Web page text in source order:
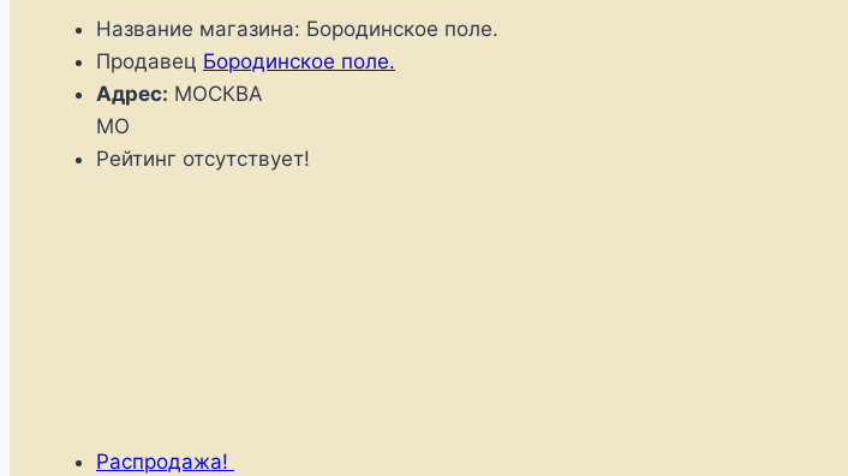
Название магазина: Бородинское поле.
Продавец Бородинское поле.
Адрес: МОСКВА
MO
Рейтинг отсутствует!
Распродажа!